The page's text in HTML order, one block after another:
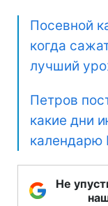
Посевной
когда
лучший
Петров
какие дни
Не